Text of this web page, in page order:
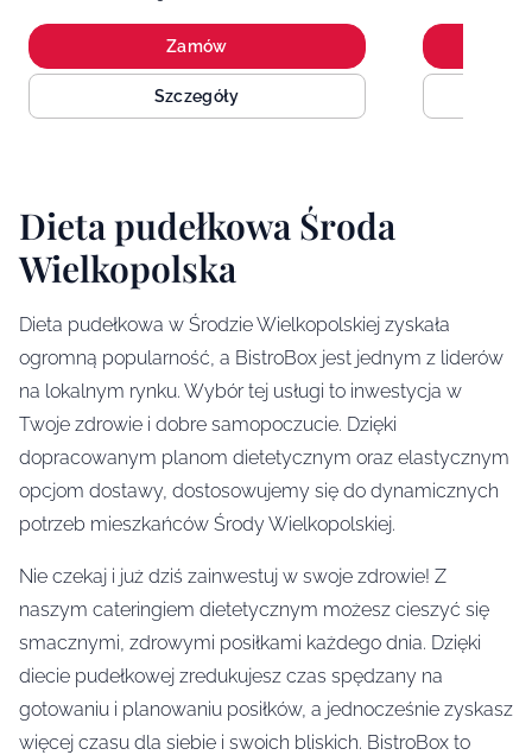
Zamów
Szczegóły
Dieta pudełkowa Środa
Wielkopolska
Dieta pudełkowa w Środzie Wielkopolskiej zyskała
ogromną popularność, a BistroBox jest jednym z liderów
na lokalnym rynku. Wybór tej usługi to inwestycja w
Twoje zdrowie i dobre samopoczucie. Dzięki
dopracowanym planom dietetycznym oraz elastycznym
opcjom dostawy, dostosowujemy się do dynamicznych
potrzeb mieszkańców Środy Wielkopolskiej.
Nie czekaj i już dziś zainwestuj w swoje zdrowie! Z
naszym cateringiem dietetycznym możesz cieszyć się
smacznymi, zdrowymi posiłkami każdego dnia. Dzięki
diecie pudełkowej zredukujesz czas spędzany na
gotowaniu i planowaniu posiłków, a jednocześnie zyskasz
więcej czasu dla siebie i swoich bliskich. BistroBox to